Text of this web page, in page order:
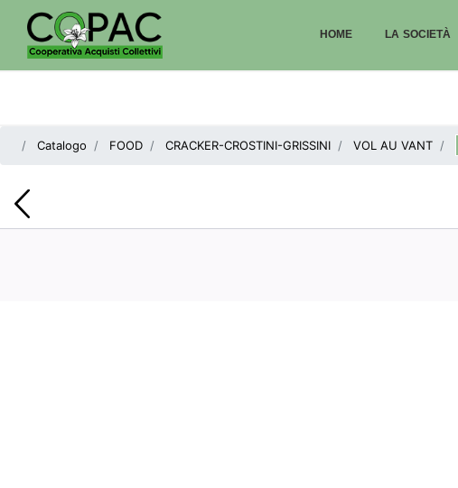
HOME LA SOCIETÀ
Catalogo FOOD CRACKER-CROSTINI-GRISSINI VOL AU VANT